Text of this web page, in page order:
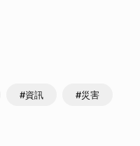
#資訊 #災害